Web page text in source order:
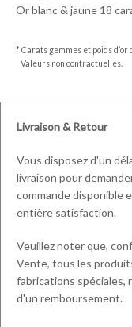
Or blanc & jaune 18
* Carats gemmes et poids
Valeurs non contractuelles.
Livraison & Retour
Vous disposez d'un
livraison pour
commande disponible
entière satisfaction.
Veuillez noter que,
Vente, tous les
fabrications spéciales,
d'un remboursement.